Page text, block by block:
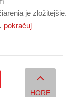
je zložitejšie.
pokračuj
HORE